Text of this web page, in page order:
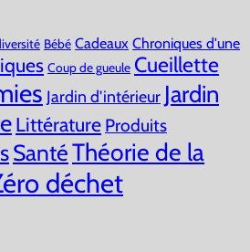
Bébé Cadeaux Chroniques d'une
Coup de gueule Cueillette
Jardin d'intérieur Jardin
Littérature Produits
SantéThéorie de la
déchet